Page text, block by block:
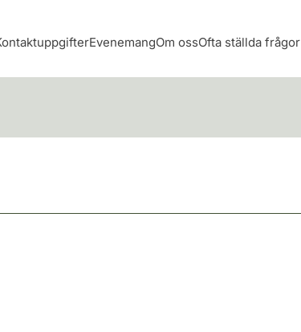
EvenemangOm ossOfta ställda frågor